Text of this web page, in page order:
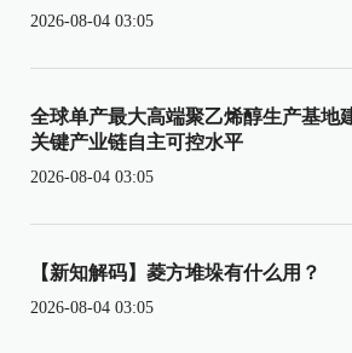
2026-08-04 03:05
全球单产最大高端聚乙烯醇生产基地
关键产业链自主可控水平
2026-08-04 03:05
【新知解码】菱方堆垛有什么用？
2026-08-04 03:05